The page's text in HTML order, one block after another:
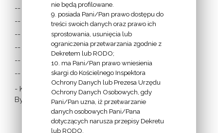
-- w Austrii
-- w Anglii i Walii
-- w Irlandii
-- we Francji
-- w Niemczech
-- w Szkocji
- Katolicka
Bydgoszcz
nie będą profilowane.
9. posiada Pani/Pan prawo dostępu do
treści swoich danych oraz prawo ich
sprostowania, usunięcia lub
ograniczenia przetwarzania zgodnie z
Dekretem lub RODO;
10. ma Pani/Pan prawo wniesienia
skargi do Kościelnego Inspektora
Ochrony Danych lub Prezesa Urzędu
Ochrony Danych Osobowych, gdy
Pani/Pan uzna, iż przetwarzanie
danych osobowych Pani/Pana
dotyczących narusza przepisy Dekretu
lub RODO.